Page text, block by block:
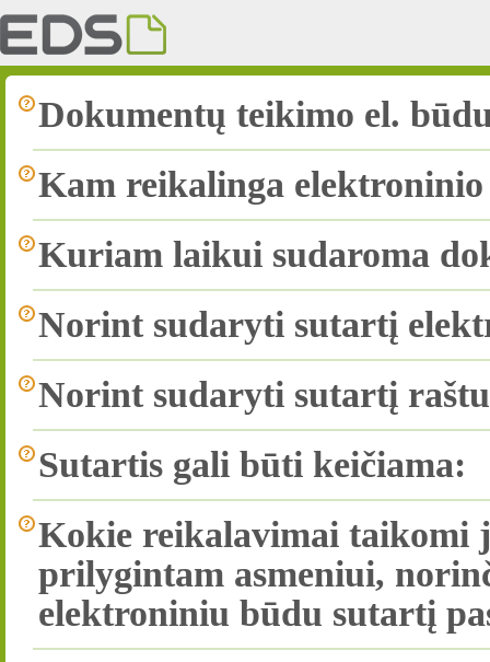
Dokumentų teikimo el.
Kam reikalinga
Kuriam laikui sudaroma
Norint sudaryti sutartį
Norint sudaryti sutartį
Sutartis gali būti keičiama:
Kokie reikalavimai taikomi
prilygintam asmeniui,
elektroniniu būdu sutartį